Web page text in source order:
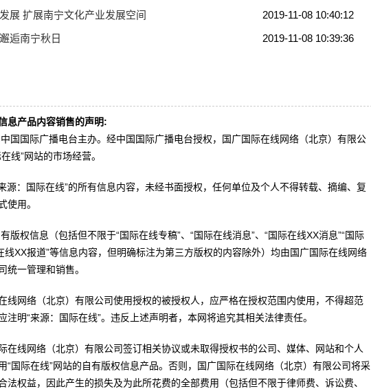
2019-11-08 10:40:12
展 扩展南宁文化产业发展空间
2019-11-08 10:39:36
逅南宁秋日
息产品内容销售的声明:
中国国际广播电台主办。经中国国际广播电台授权，国广国际在线网络（北京）有限公
线”网站的市场经营。
源：国际在线”的所有信息内容，未经书面授权，任何单位及个人不得转载、摘编、复
使用。
版权信息（包括但不限于“国际在线专稿”、“国际在线消息”、“国际在线XX消息”“国际
线XX报道”等信息内容，但明确标注为第三方版权的内容除外）均由国广国际在线网络
统一管理和销售。
线网络（北京）有限公司使用授权的被授权人，应严格在授权范围内使用，不得超范
注明“来源：国际在线”。违反上述声明者，本网将追究其相关法律责任。
在线网络（北京）有限公司签订相关协议或未取得授权书的公司、媒体、网站和个人
“国际在线”网站的自有版权信息产品。否则，国广国际在线网络（北京）有限公司将采
法权益，因此产生的损失及为此所花费的全部费用（包括但不限于律师费、诉讼费、